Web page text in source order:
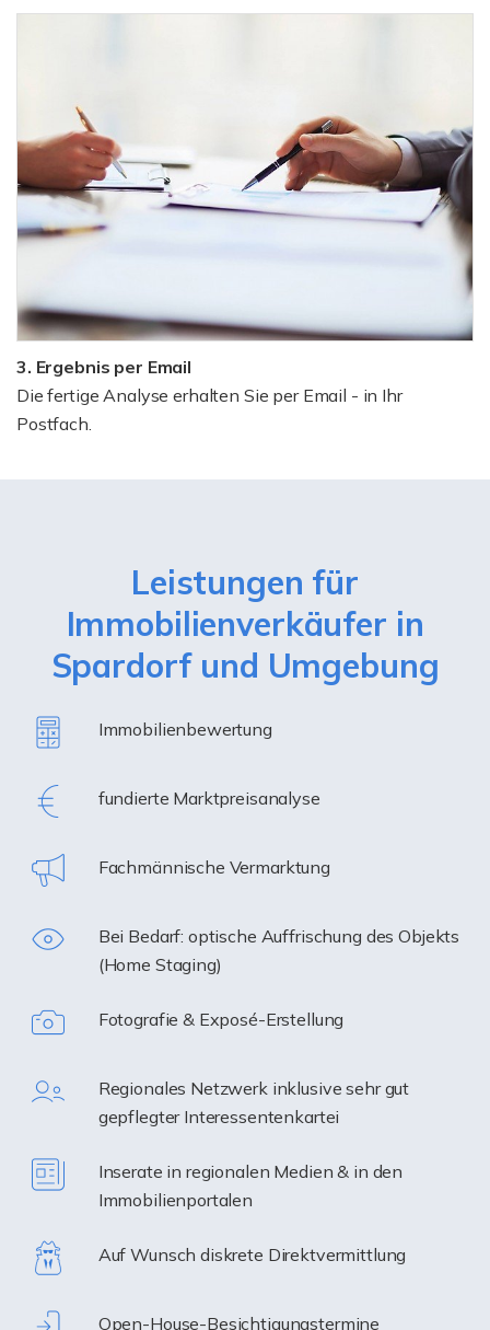
3. Ergebnis per Email
Die fertige Analyse erhalten Sie per Email - in Ihr
Postfach.
Leistungen für
Immobilienverkäufer in
Spardorf und Umgebung
Immobilienbewertung
fundierte Marktpreisanalyse
Fachmännische Vermarktung
Bei Bedarf: optische Auffrischung des Objekts
(Home Staging)
Fotografie & Exposé-Erstellung
Regionales Netzwerk inklusive sehr gut
gepflegter Interessentenkartei
Inserate in regionalen Medien & in den
Immobilienportalen
Auf Wunsch diskrete Direktvermittlung
Open-House-Besichtigungstermine